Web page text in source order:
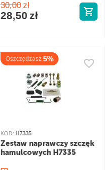
30,00 zł
28,50 zł
Oszczędzasz 5%
KOD: H7335
Zestaw naprawczy szczęk
hamulcowych H7335